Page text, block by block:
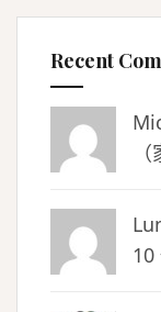
Recent